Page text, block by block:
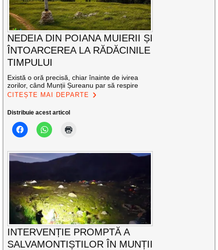
NEDEIA DIN POIANA MUIERII ȘI
ÎNTOARCEREA LA RĂDĂCINILE
TIMPULUI
Există o oră precisă, chiar înainte de ivirea
zorilor, când Munții Șureanu par să respire
CITEȘTE MAI DEPARTE
Distribuie acest articol
INTERVENȚIE PROMPTĂ A
SALVAMONTIȘTILOR ÎN MUNȚII